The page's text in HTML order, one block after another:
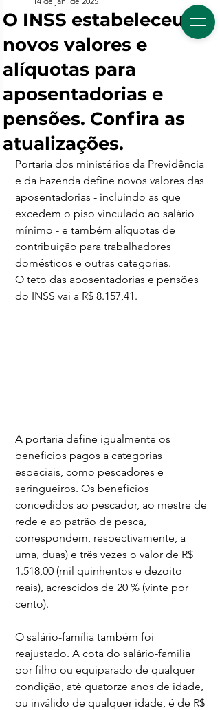
O INSS estabeleceu
novos valores e
alíquotas para
aposentadorias e
pensões. Confira as
atualizações.
Portaria dos ministérios da Previdência
e da Fazenda define novos valores das
aposentadorias - incluindo as que
excedem o piso vinculado ao salário
mínimo - e também alíquotas de
contribuição para trabalhadores
domésticos e outras categorias.
O teto das aposentadorias e pensões
do INSS vai a R$ 8.157,41.
A portaria define igualmente os
benefícios pagos a categorias
especiais, como pescadores e
seringueiros. Os benefícios
concedidos ao pescador, ao mestre de
rede e ao patrão de pesca,
correspondem, respectivamente, a
uma, duas) e três vezes o valor de R$
1.518,00 (mil quinhentos e dezoito
reais), acrescidos de 20 % (vinte por
cento).
O salário-família também foi
reajustado. A cota do salário-família
por filho ou equiparado de qualquer
condição, até quatorze anos de idade,
ou inválido de qualquer idade, é de R$